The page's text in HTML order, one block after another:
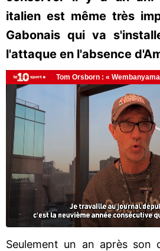
italien est même très
Gabonais qui va
l'attaque en l'absence
Seulement un an après son